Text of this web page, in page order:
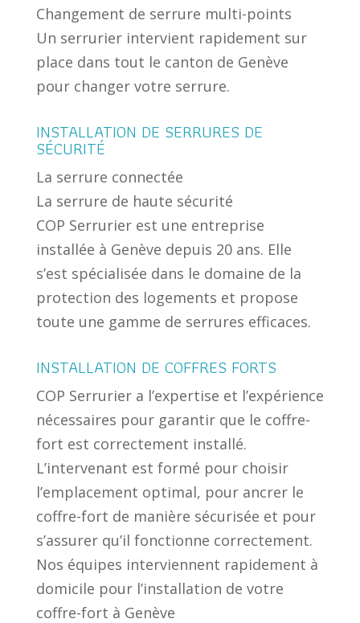
Changement de serrure multi-points
Un serrurier intervient rapidement sur
place dans tout le canton de Genève
pour changer votre serrure.
INSTALLATION DE SERRURES DE
SÉCURITÉ
La serrure connectée
La serrure de haute sécurité
COP Serrurier est une entreprise
installée à Genève depuis 20 ans. Elle
s’est spécialisée dans le domaine de la
protection des logements et propose
toute une gamme de serrures efficaces.
INSTALLATION DE COFFRES FORTS
COP Serrurier a l’expertise et l’expérience
nécessaires pour garantir que le coffre-
fort est correctement installé.
L’intervenant est formé pour choisir
l’emplacement optimal, pour ancrer le
coffre-fort de manière sécurisée et pour
s’assurer qu’il fonctionne correctement.
Nos équipes interviennent rapidement à
domicile pour l’installation de votre
coffre-fort à Genève